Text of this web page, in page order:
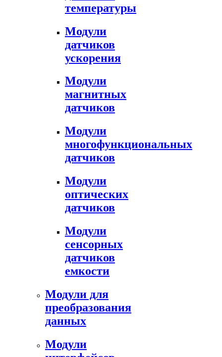
температуры
Модули
датчиков
ускорения
Модули
магнитных
датчиков
Модули
многофункциональных
датчиков
Модули
оптических
датчиков
Модули
сенсорных
датчиков
емкости
Модули для
преобразования
данных
Модули